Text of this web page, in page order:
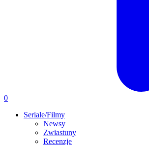
0
Seriale/Filmy
Newsy
Zwiastuny
Recenzje